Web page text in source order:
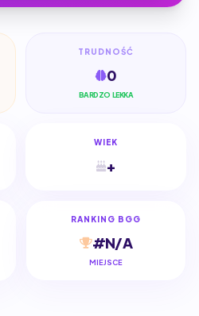
TRUDNOŚĆ
0
BARDZO LEKKA
WIEK
+
RANKING BGG
#N/A
MIEJSCE